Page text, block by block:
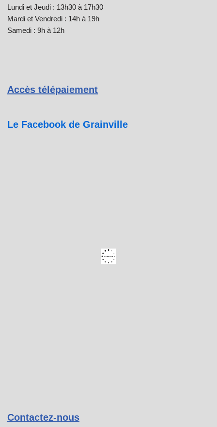
Lundi et Jeudi : 13h30 à 17h30
Mardi et Vendredi : 14h à 19h
Samedi : 9h à 12h
Accès télépaiement
Le Facebook de Grainville
Contactez-nous